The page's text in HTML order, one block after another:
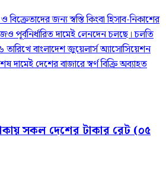
বিক্রেতাদের জন্য স্বস্তি কিংবা হিসাব-নিকাশের
পূর্বনির্ধারিত দামেই লেনদেন চলছে। চলতি
বাংলাদেশ জুয়েলার্স অ্যাসোসিয়েশন
দামেই দেশের বাজারে স্বর্ণ বিক্রি অব্যাহত
সকল দেশের টাকার রেট (০৫